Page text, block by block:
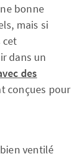
bonne
mais si
cet
dans un
des
conçues pour
ventilé